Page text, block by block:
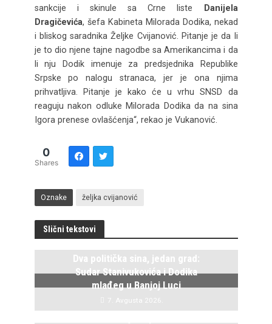
sankcije i skinule sa Crne liste
Danijela
Dragičevića, šefa Kabineta Milorada Dodika, nekad
i bliskog saradnika Željke Cvijanović. Pitanje je da li
je to dio njene tajne nagodbe sa Amerikancima i da
li nju Dodik imenuje za predsjednika Republike
Srpske po nalogu stranaca, jer je ona njima
prihvatljiva. Pitanje je kako će u vrhu SNSD da
reaguju nakon odluke Milorada Dodika da na sina
Igora prenese ovlašćenja“, rekao je Vukanović.
0
Shares
Oznake željka cvijanović
Slični tekstovi
Dva politička sina, jedan grad:
Sudar Stanivukovića i Dodika
mlađeg u Banjoj Luci
7. Avgusta 2026.